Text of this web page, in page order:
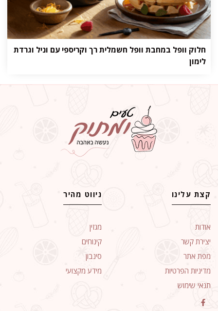
חלוק וופל במחבת וופל חשמלית רך וקריספי עם וניל וגרדת
לימון
קצת עלינו
אודות
יצירת קשר
מפת אתר
מדיניות הפרטיות
תנאי שימוש
ניווט מהיר
מגזין
קינוחים
סינבון
מידע מקצועי